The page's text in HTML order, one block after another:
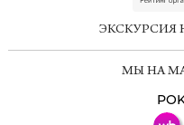
ЭКСКУРСИЯ
МЫ НА